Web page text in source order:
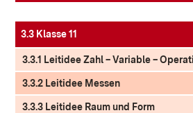
3.3 Klasse 11
3.3.1 Leitidee Zahl – Variable –
3.3.2 Leitidee Messen
3.3.3 Leitidee Raum und Form